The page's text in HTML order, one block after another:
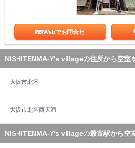
Webでお問合せ
NISHITENMA-Y's villageの住所から空室
大阪市北区
大阪市北区西天満
NISHITENMA-Y's villageの最寄駅から空